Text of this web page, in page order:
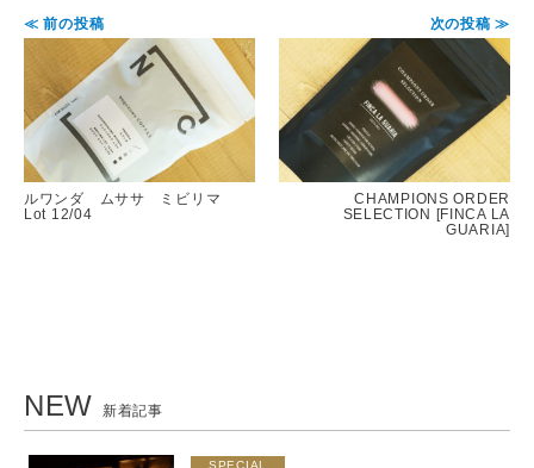
≪ 前の投稿
ルワンダ ムササ ミビリマ
Lot 12/04
次の投稿 ≫
CHAMPIONS ORDER
SELECTION [FINCA LA
GUARIA]
NEW 新着記事